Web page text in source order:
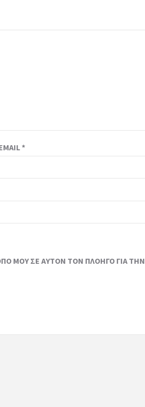
*
ΜΟΥ ΣΕ ΑΥΤΌΝ ΤΟΝ ΠΛΟΗΓΌ ΓΙΑ ΤΗΝ